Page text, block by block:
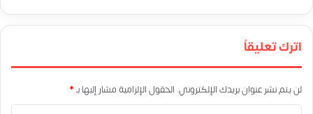
اترك تعليقاً
لن يتم نشر عنوان بريدك الإلكتروني. الحقول الإلزامية مشار إليها بـ*